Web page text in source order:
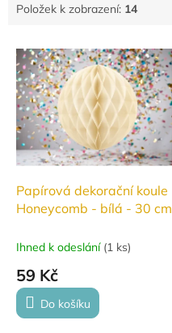
Položek k zobrazení: 14
V
p
p
Papírová dekorační koule
Honeycomb - bílá - 30 cm
Ihned k odeslání (1 ks)
59 Kč
Do košíku